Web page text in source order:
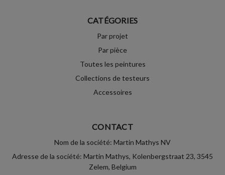
CATÉGORIES
Par projet
Par pièce
Toutes les peintures
Collections de testeurs
Accessoires
CONTACT
Nom de la société: Martin Mathys NV
Adresse de la société: Martin Mathys, Kolenbergstraat 23, 3545
Zelem, Belgium